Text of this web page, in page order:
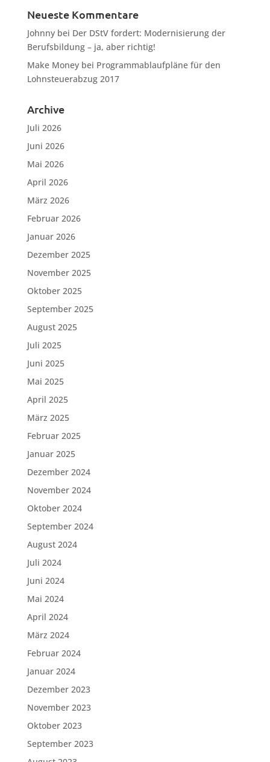
Neueste Kommentare
Johnnybei Der DStV fordert: Modernisierung der
Berufsbildung – ja, aber richtig!
Make Moneybei Programmablaufpläne für den
Lohnsteuerabzug 2017
Archive
Juli 2026
Juni 2026
Mai 2026
April 2026
März 2026
Februar 2026
Januar 2026
Dezember 2025
November 2025
Oktober 2025
September 2025
August 2025
Juli 2025
Juni 2025
Mai 2025
April 2025
März 2025
Februar 2025
Januar 2025
Dezember 2024
November 2024
Oktober 2024
September 2024
August 2024
Juli 2024
Juni 2024
Mai 2024
April 2024
März 2024
Februar 2024
Januar 2024
Dezember 2023
November 2023
Oktober 2023
September 2023